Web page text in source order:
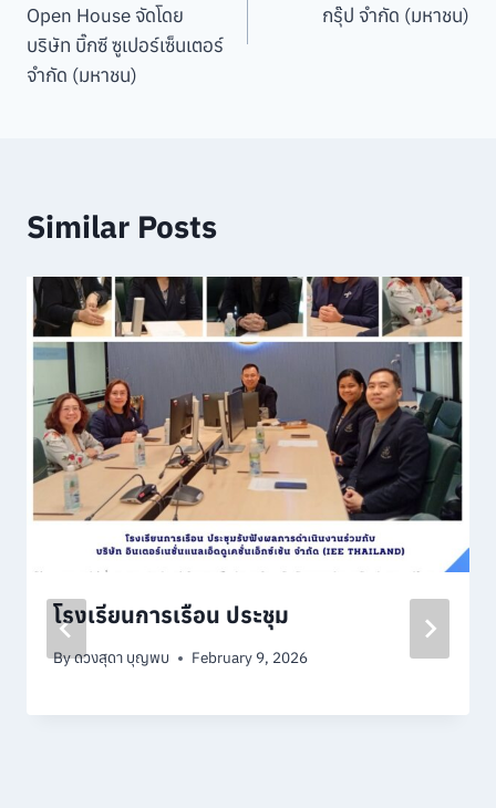
Open House จัดโดย
บริษัท บิ๊กซี ซูเปอร์เซ็นเตอร์
จำกัด (มหาชน)
กรุ๊ป จำกัด (มหาชน)
Similar Posts
โรงเรียนการเรือน ประชุม
Byดวงสุดา บุญพบ February 9, 2026